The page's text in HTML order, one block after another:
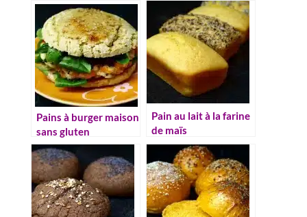
Pains à burger maison
sans gluten
Pain au lait à la farine
de maïs